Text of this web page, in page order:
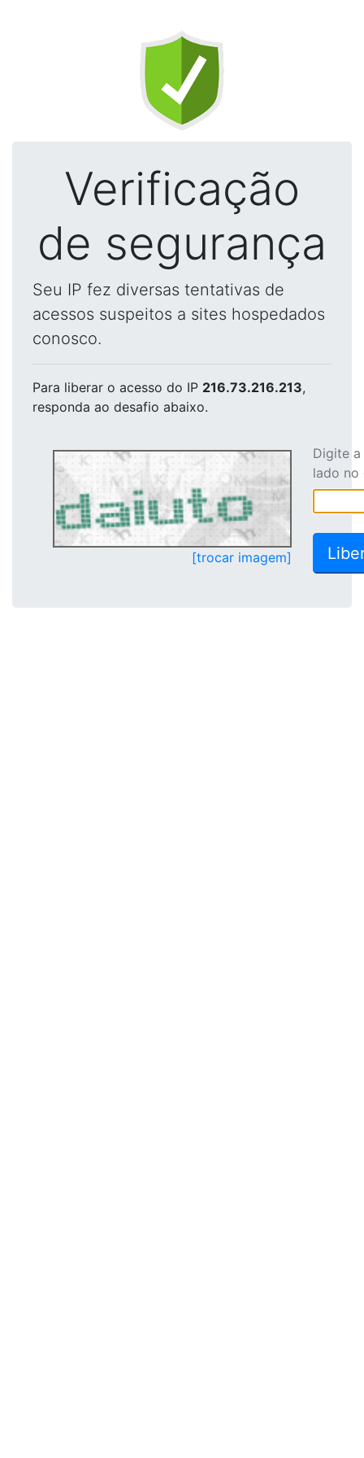
Verificação
de segurança
Seu IP fez diversas tentativas de
acessos suspeitos a sites hospedados
conosco.
Para liberar o acesso do IP 216.73.216.213,
responda ao desafio abaixo.
[trocar imagem]
Digite
lado no